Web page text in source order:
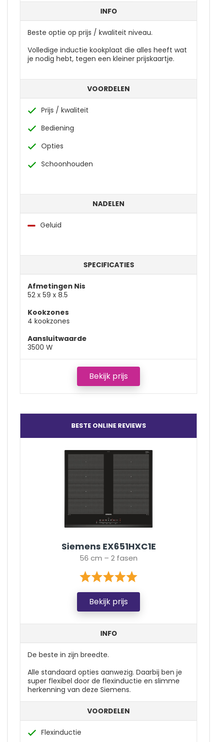
INFO
Beste optie op prijs / kwaliteit niveau.
Volledige inductie kookplaat die alles heeft wat
je nodig hebt, tegen een kleiner prijskaartje.
VOORDELEN
Prijs / kwaliteit
Bediening
Opties
Schoonhouden
NADELEN
Geluid
SPECIFICATIES
Afmetingen Nis
52 x 59 x 8.5
Kookzones
4 kookzones
Aansluitwaarde
3500 W
Bekijk prijs
BESTE ONLINE REVIEWS
Siemens EX651HXC1E
56 cm – 2 fasen
Bekijk prijs
INFO
De beste in zijn breedte.
Alle standaard opties aanwezig. Daarbij ben je
super flexibel door de flexinductie en slimme
herkenning van deze Siemens.
VOORDELEN
Flexinductie